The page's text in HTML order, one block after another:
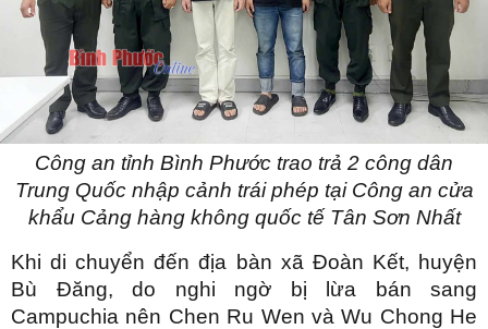
Công an tỉnh Bình Phước trao trả 2 công dân
Trung Quốc nhập cảnh trái phép tại Công an cửa
khẩu Cảng hàng không quốc tế Tân Sơn Nhất
Khi di chuyển đến địa bàn xã Đoàn Kết, huyện
Bù Đăng, do nghi ngờ bị lừa bán sang
Campuchia nên Chen Ru Wen và Wu Chong He